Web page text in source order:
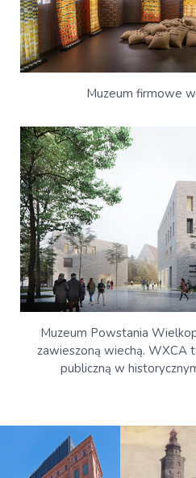
Muzeum firmowe
Muzeum Powstania
zawieszoną wiechą. WXCA
publiczną w